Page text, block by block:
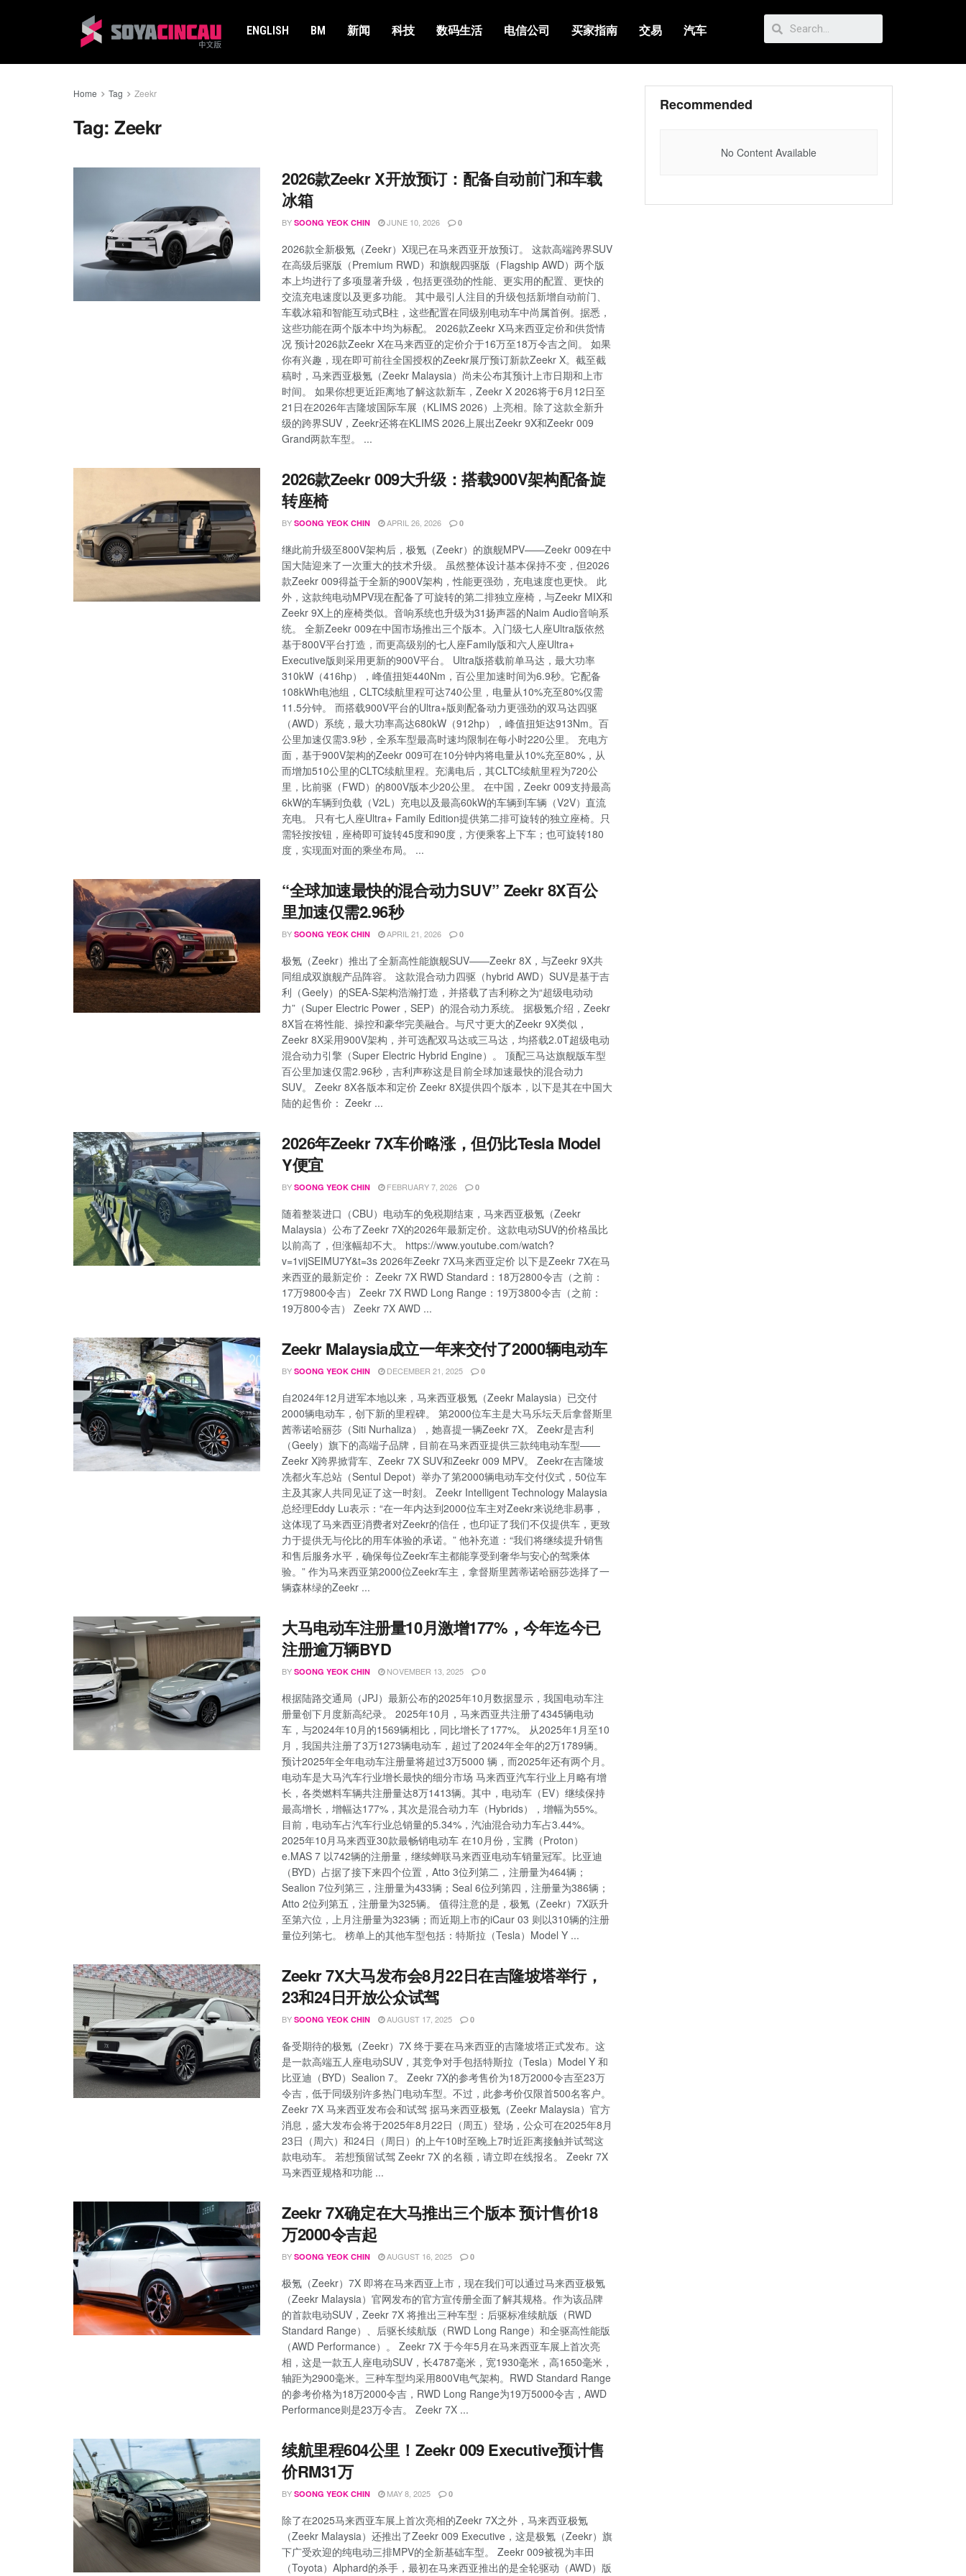
ENGLISH BM 新闻 科技 数码生活 电信公司 买家指南 交易 汽车
Home Tag Zeekr
Tag:Zeekr
2026款Zeekr X开放预订：配备自动前门和车载
冰箱
BY SOONG YEOK CHIN JUNE 10, 2026 0
2026款全新极氪（Zeekr）X现已在马来西亚开放预订。 这款高端跨界SUV
在高级后驱版（Premium RWD）和旗舰四驱版（Flagship AWD）两个版
本上均进行了多项显著升级，包括更强劲的性能、更实用的配置、更快的
交流充电速度以及更多功能。 其中最引人注目的升级包括新增自动前门、
车载冰箱和智能互动式B柱，这些配置在同级别电动车中尚属首例。据悉，
这些功能在两个版本中均为标配。 2026款Zeekr X马来西亚定价和供货情
况 预计2026款Zeekr X在马来西亚的定价介于16万至18万令吉之间。 如果
你有兴趣，现在即可前往全国授权的Zeekr展厅预订新款Zeekr X。截至截
稿时，马来西亚极氪（Zeekr Malaysia）尚未公布其预计上市日期和上市
时间。 如果你想更近距离地了解这款新车，Zeekr X 2026将于6月12日至
21日在2026年吉隆坡国际车展（KLIMS 2026）上亮相。除了这款全新升
级的跨界SUV，Zeekr还将在KLIMS 2026上展出Zeekr 9X和Zeekr 009
Grand两款车型。 ...
2026款Zeekr 009大升级：搭载900V架构配备旋
转座椅
BY SOONG YEOK CHIN APRIL 26, 2026 0
继此前升级至800V架构后，极氪（Zeekr）的旗舰MPV——Zeekr 009在中
国大陆迎来了一次重大的技术升级。 虽然整体设计基本保持不变，但2026
款Zeekr 009得益于全新的900V架构，性能更强劲，充电速度也更快。 此
外，这款纯电动MPV现在配备了可旋转的第二排独立座椅，与Zeekr MIX和
Zeekr 9X上的座椅类似。音响系统也升级为31扬声器的Naim Audio音响系
统。 全新Zeekr 009在中国市场推出三个版本。入门级七人座Ultra版依然
基于800V平台打造，而更高级别的七人座Family版和六人座Ultra+
Executive版则采用更新的900V平台。 Ultra版搭载前单马达，最大功率
310kW（416hp），峰值扭矩440Nm，百公里加速时间为6.9秒。它配备
108kWh电池组，CLTC续航里程可达740公里，电量从10%充至80%仅需
11.5分钟。 而搭载900V平台的Ultra+版则配备动力更强劲的双马达四驱
（AWD）系统，最大功率高达680kW（912hp），峰值扭矩达913Nm。百
公里加速仅需3.9秒，全系车型最高时速均限制在每小时220公里。 充电方
面，基于900V架构的Zeekr 009可在10分钟内将电量从10%充至80%，从
而增加510公里的CLTC续航里程。充满电后，其CLTC续航里程为720公
里，比前驱（FWD）的800V版本少20公里。 在中国，Zeekr 009支持最高
6kW的车辆到负载（V2L）充电以及最高60kW的车辆到车辆（V2V）直流
充电。 只有七人座Ultra+ Family Edition提供第二排可旋转的独立座椅。只
需轻按按钮，座椅即可旋转45度和90度，方便乘客上下车；也可旋转180
度，实现面对面的乘坐布局。 ...
“全球加速最快的混合动力SUV” Zeekr 8X百公
里加速仅需2.96秒
BY SOONG YEOK CHIN APRIL 21, 2026 0
极氪（Zeekr）推出了全新高性能旗舰SUV——Zeekr 8X，与Zeekr 9X共
同组成双旗舰产品阵容。 这款混合动力四驱（hybrid AWD）SUV是基于吉
利（Geely）的SEA-S架构浩瀚打造，并搭载了吉利称之为“超级电动动
力”（Super Electric Power，SEP）的混合动力系统。 据极氪介绍，Zeekr
8X旨在将性能、操控和豪华完美融合。与尺寸更大的Zeekr 9X类似，
Zeekr 8X采用900V架构，并可选配双马达或三马达，均搭载2.0T超级电动
混合动力引擎（Super Electric Hybrid Engine）。 顶配三马达旗舰版车型
百公里加速仅需2.96秒，吉利声称这是目前全球加速最快的混合动力
SUV。 Zeekr 8X各版本和定价 Zeekr 8X提供四个版本，以下是其在中国大
陆的起售价： Zeekr ...
2026年Zeekr 7X车价略涨，但仍比Tesla Model
Y便宜
BY SOONG YEOK CHIN FEBRUARY 7, 2026 0
随着整装进口（CBU）电动车的免税期结束，马来西亚极氪（Zeekr
Malaysia）公布了Zeekr 7X的2026年最新定价。这款电动SUV的价格虽比
以前高了，但涨幅却不大。 https://www.youtube.com/watch?
v=1vijSEIMU7Y&t=3s 2026年Zeekr 7X马来西亚定价 以下是Zeekr 7X在马
来西亚的最新定价： Zeekr 7X RWD Standard：18万2800令吉（之前：
17万9800令吉） Zeekr 7X RWD Long Range：19万3800令吉（之前：
19万800令吉） Zeekr 7X AWD ...
Zeekr Malaysia成立一年来交付了2000辆电动车
BY SOONG YEOK CHIN DECEMBER 21, 2025 0
自2024年12月进军本地以来，马来西亚极氪（Zeekr Malaysia）已交付
2000辆电动车，创下新的里程碑。 第2000位车主是大马乐坛天后拿督斯里
茜蒂诺哈丽莎（Siti Nurhaliza），她喜提一辆Zeekr 7X。 Zeekr是吉利
（Geely）旗下的高端子品牌，目前在马来西亚提供三款纯电动车型——
Zeekr X跨界掀背车、Zeekr 7X SUV和Zeekr 009 MPV。 Zeekr在吉隆坡
冼都火车总站（Sentul Depot）举办了第2000辆电动车交付仪式，50位车
主及其家人共同见证了这一时刻。 Zeekr Intelligent Technology Malaysia
总经理Eddy Lu表示：“在一年内达到2000位车主对Zeekr来说绝非易事，
这体现了马来西亚消费者对Zeekr的信任，也印证了我们不仅提供车，更致
力于提供无与伦比的用车体验的承诺。” 他补充道：“我们将继续提升销售
和售后服务水平，确保每位Zeekr车主都能享受到奢华与安心的驾乘体
验。” 作为马来西亚第2000位Zeekr车主，拿督斯里茜蒂诺哈丽莎选择了一
辆森林绿的Zeekr ...
大马电动车注册量10月激增177%，今年迄今已
注册逾万辆BYD
BY SOONG YEOK CHIN NOVEMBER 13, 2025 0
根据陆路交通局（JPJ）最新公布的2025年10月数据显示，我国电动车注
册量创下月度新高纪录。 2025年10月，马来西亚共注册了4345辆电动
车，与2024年10月的1569辆相比，同比增长了177%。 从2025年1月至10
月，我国共注册了3万1273辆电动车，超过了2024年全年的2万1789辆。
预计2025年全年电动车注册量将超过3万5000 辆，而2025年还有两个月。
电动车是大马汽车行业增长最快的细分市场 马来西亚汽车行业上月略有增
长，各类燃料车辆共注册量达8万1413辆。其中，电动车（EV）继续保持
最高增长，增幅达177%，其次是混合动力车（Hybrids），增幅为55%。
目前，电动车占汽车行业总销量的5.34%，汽油混合动力车占3.44%。
2025年10月马来西亚30款最畅销电动车 在10月份，宝腾（Proton）
e.MAS 7 以742辆的注册量，继续蝉联马来西亚电动车销量冠军。比亚迪
（BYD）占据了接下来四个位置，Atto 3位列第二，注册量为464辆；
Sealion 7位列第三，注册量为433辆；Seal 6位列第四，注册量为386辆；
Atto 2位列第五，注册量为325辆。 值得注意的是，极氪（Zeekr）7X跃升
至第六位，上月注册量为323辆；而近期上市的iCaur 03 则以310辆的注册
量位列第七。 榜单上的其他车型包括：特斯拉（Tesla）Model Y ...
Zeekr 7X大马发布会8月22日在吉隆坡塔举行，
23和24日开放公众试驾
BY SOONG YEOK CHIN AUGUST 17, 2025 0
备受期待的极氪（Zeekr）7X 终于要在马来西亚的吉隆坡塔正式发布。这
是一款高端五人座电动SUV，其竞争对手包括特斯拉（Tesla）Model Y 和
比亚迪（BYD）Sealion 7。 Zeekr 7X的参考售价为18万2000令吉至23万
令吉，低于同级别许多热门电动车型。不过，此参考价仅限首500名客户。
Zeekr 7X 马来西亚发布会和试驾 据马来西亚极氪（Zeekr Malaysia）官方
消息，盛大发布会将于2025年8月22日（周五）登场，公众可在2025年8月
23日（周六）和24日（周日）的上午10时至晚上7时近距离接触并试驾这
款电动车。 若想预留试驾 Zeekr 7X 的名额，请立即在线报名。 Zeekr 7X
马来西亚规格和功能 ...
Zeekr 7X确定在大马推出三个版本 预计售价18
万2000令吉起
BY SOONG YEOK CHIN AUGUST 16, 2025 0
极氪（Zeekr）7X 即将在马来西亚上市，现在我们可以通过马来西亚极氪
（Zeekr Malaysia）官网发布的官方宣传册全面了解其规格。作为该品牌
的首款电动SUV，Zeekr 7X 将推出三种车型：后驱标准续航版（RWD
Standard Range）、后驱长续航版（RWD Long Range）和全驱高性能版
（AWD Performance）。 Zeekr 7X 于今年5月在马来西亚车展上首次亮
相，这是一款五人座电动SUV，长4787毫米，宽1930毫米，高1650毫米，
轴距为2900毫米。三种车型均采用800V电气架构。RWD Standard Range
的参考价格为18万2000令吉，RWD Long Range为19万5000令吉，AWD
Performance则是23万令吉。 Zeekr 7X ...
续航里程604公里！Zeekr 009 Executive预计售
价RM31万
BY SOONG YEOK CHIN MAY 8, 2025 0
除了在2025马来西亚车展上首次亮相的Zeekr 7X之外，马来西亚极氪
（Zeekr Malaysia）还推出了Zeekr 009 Executive，这是极氪（Zeekr）旗
下广受欢迎的纯电动三排MPV的全新基础车型。 Zeekr 009被视为丰田
（Toyota）Alphard的杀手，最初在马来西亚推出的是全轮驱动（AWD）版
Recommended
No Content Available